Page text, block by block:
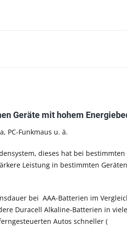
Geräte mit hohem
PC-Funkmaus u. ä.
dieses hat bei bestimmten
Leistung in bestimmten Geräten
bei AAA-Batterien im
Duracell Alkaline-Batterien in
Autos schneller (